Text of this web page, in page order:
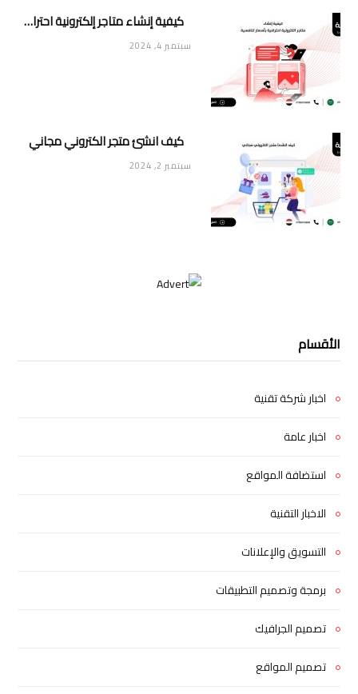
كيفية إنشاء متاجر إلكترونية احترافية بأسعار تنافسية
سبتمبر 4, 2024
كيف انشئ متجر الكتروني مجاني
سبتمبر 2, 2024
الأقسام
اخبار شركة تقنية
اخبار عامة
استضافة المواقع
الاخبار التقنية
التسويق والإعلانات
برمجة وتصميم التطبيقات
تصميم الجرافيك
تصميم المواقع